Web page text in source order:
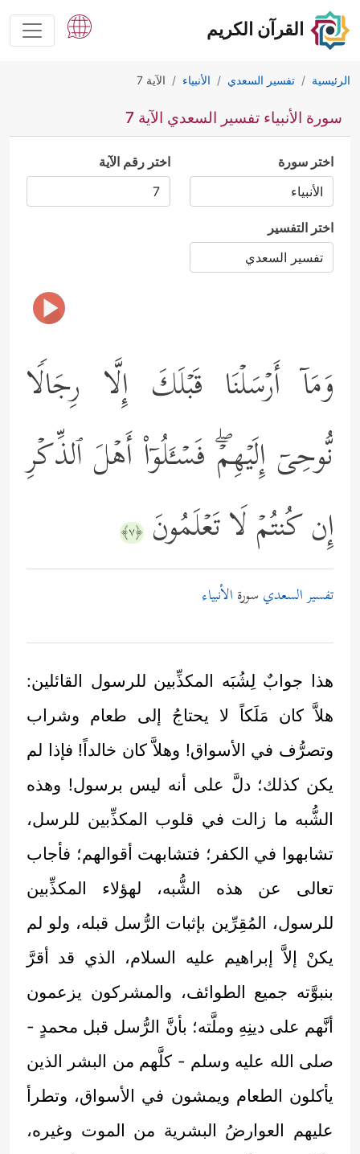
القرآن الكريم
الرئيسية تفسير السعدي الأنبياء الآية 7
سورة الأنبياء تفسير السعدي الآية 7
اختر سورة اختر رقم الآية
اختر التفسير
وَمَاۤ أَرۡسَلۡنَا قَبۡلَكَ إِلَّا رِجَالࣰا
نُّوحِیۤ إِلَیۡهِمۡۖ فَسۡـَٔلُوۤاْ أَهۡلَ ٱلذِّكۡرِ
إِن كُنتُمۡ لَا تَعۡلَمُونَ ﴿٧﴾
تفسير السعدي سورة الأنبياء
هذا جوابٌ لِشُبَه المكذِّبين للرسول القائلين:
هلاَّ كان مَلَكاً لا يحتاجُ إلى طعام وشراب
وتصرُّف في الأسواق! وهلاَّ كان خالداً! فإذا لم
يكن كذلك؛ دلَّ على أنه ليس برسول! وهذه
الشُّبه ما زالت في قلوب المكذِّبين للرسل،
تشابهوا في الكفر؛ فتشابهت أقوالهم؛ فأجاب
تعالى عن هذه الشُّبه، لهؤلاء المكذِّبين
للرسول، المُقِرِّين بإثبات الرُّسل قبله، ولو لم
يكنْ إلاَّ إبراهيم عليه السلام، الذي قد أقرَّ
بنبوَّته جميع الطوائف، والمشركون يزعمون
أنَّهم على دينِهِ وملَّته؛ بأنَّ الرُّسل قبل محمدٍ -
صلى الله عليه وسلم - كلَّهم من البشر الذين
يأكلون الطعام ويمشون في الأسواق، وتطرأ
عليهم العوارضُ البشرية من الموت وغيره،